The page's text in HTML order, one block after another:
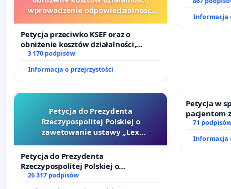
wprowadzenie odpowiedzialności
sędziów
Petycja przeciwko KSEF oraz o
obniżenie kosztów działalności,
wprowadzenie odpowiedzialności
finansowej kluczowych urzędników i
sędziów
3 170 podpisów
Informacja o przejrzystości
Informacja
Petycja do Prezydenta
Rzeczypospolitej Polskiej o
zawetowanie ustawy „Lex
Petycja do Prezydenta
Rzeczypospolitej Polskiej o
zawetowanie ustawy „Lex Szarlatan”
26 317 podpisów
Petycja w
pacjentom
dostępu
oraz
71
Informacja